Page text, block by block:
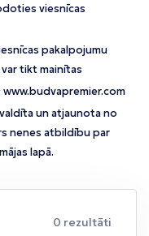
viesnīcas
pakalpojumu
tikt mainītas
www.budvapremier.com
un atjaunota no
nenes atbildību par
lapā.
0 rezultāti